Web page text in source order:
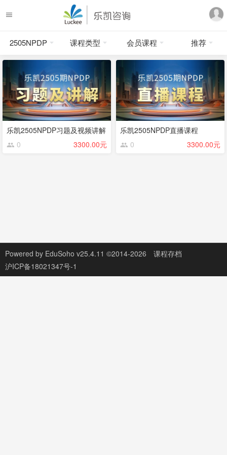
2505NPDP 课程类型 会员课程 推荐
乐凯2505NPDP习题及视频讲解
0
3300.00元
乐凯2505NPDP直播课程
0
3300.00元
Powered by EduSoho v25.4.11 ©2014-2026
课程存档
沪ICP备18021347号-1